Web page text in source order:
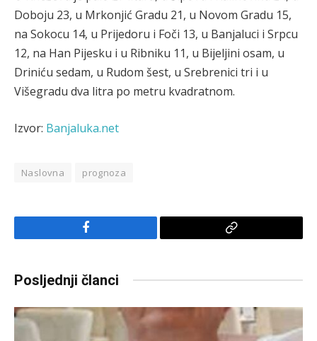
Doboju 23, u Mrkonjić Gradu 21, u Novom Gradu 15,
na Sokocu 14, u Prijedoru i Foči 13, u Banjaluci i Srpcu
12, na Han Pijesku i u Ribniku 11, u Bijeljini osam, u
Driniću sedam, u Rudom šest, u Srebrenici tri i u
Višegradu dva litra po metru kvadratnom.
Izvor: Banjaluka.net
Naslovna prognoza
Facebook
Copy
Posljednji članci